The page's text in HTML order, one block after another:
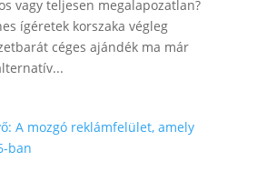
vagy teljesen megalapozatlan?
ígéretek korszaka végleg
céges ajándék ma már